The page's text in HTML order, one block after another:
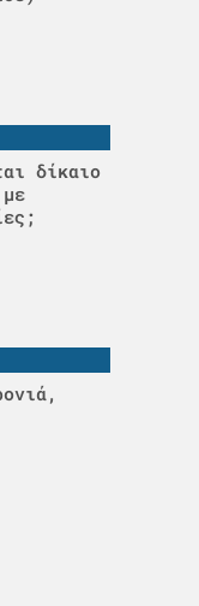
δίκαιο